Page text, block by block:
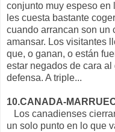
conjunto muy espeso en
les cuesta bastante
cuando arrancan son un
amansar. Los visitantes
que, o ganan, o están
estar negados de cara
defensa. A triple...
10.CANADA-
Los canadienses
un solo punto en lo que